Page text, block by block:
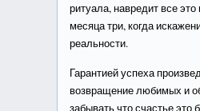
ритуала, навредит все
месяца три, когда
реальности.
Гарантией успеха
возвращение любимых и
забывать что счастье это